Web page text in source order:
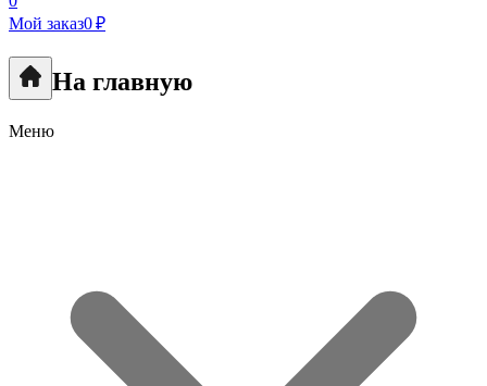
Мой заказ0 ₽
На главную
Меню